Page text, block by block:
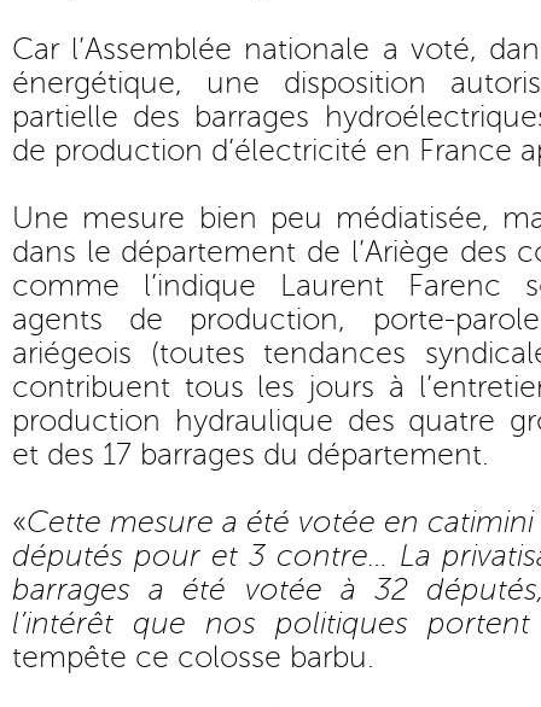
Car l’Assemblée nationale a voté,
énergétique, une disposition
partielle des barrages
de production d’électricité en France
Une mesure bien peu médiatisée,
dans le département de l’Ariège des
comme l’indique Laurent Farenc
agents de production, porte-
ariégeois (toutes tendances
contribuent tous les jours à
production hydraulique des quatre
et des 17 barrages du département.
«Cette mesure a été votée en
députés pour et 3 contre… La
barrages a été votée à 32
l’intérêt que nos politiques
tempête ce colosse barbu.